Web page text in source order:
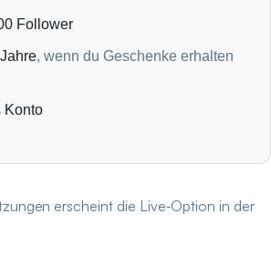
Follower
, wenn du Geschenke erhalten
Konto
erscheint die Live‑Option in der